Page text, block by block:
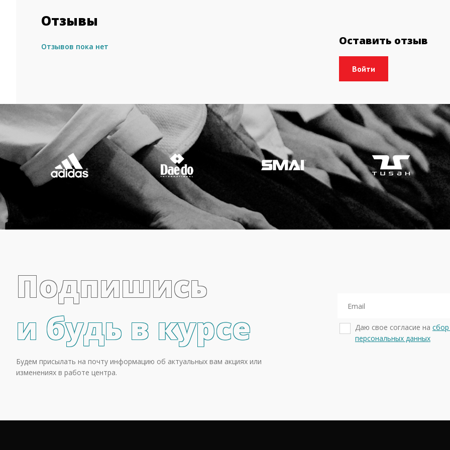
Отзывы
Отзывов пока нет Оставить отзыв
Подпишись
и будь в курсе
Будем присылать на почту информацию об актуальных вам акциях или
изменениях в работе центра.
Даю свое согласие на
персональных данных